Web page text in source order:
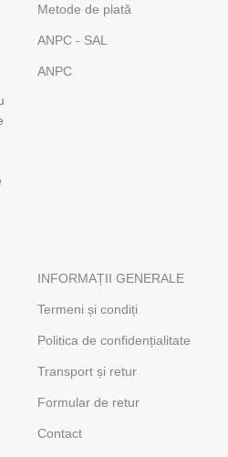
Metode de plată
ANPC - SAL
ANPC
INFORMAȚII GENERALE
Termeni și condiți
Politica de confidențialitate
Transport și retur
Formular de retur
Contact